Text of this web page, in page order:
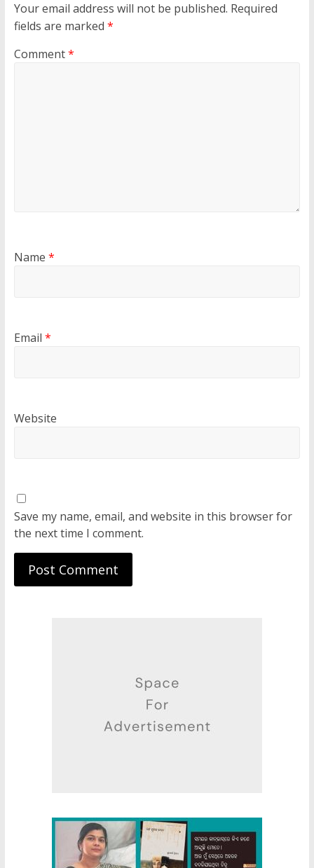
Your email address will not be published. Required
fields are marked *
Comment*
Name *
Email *
Website
Save my name, email, and website in this browser for
the next time I comment.